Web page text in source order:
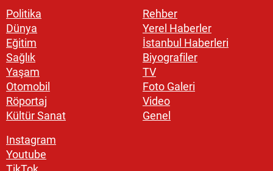
Politika
Dünya
Eğitim
Sağlık
Yaşam
Otomobil
Röportaj
Kültür Sanat
Rehber
Yerel Haberler
İstanbul Haberleri
Biyografiler
TV
Foto Galeri
Video
Genel
Instagram
Youtube